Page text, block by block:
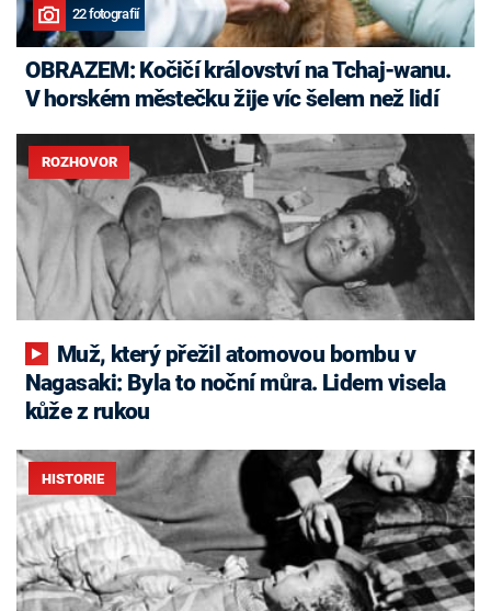
22 fotografií
OBRAZEM: Kočičí království na Tchaj-wanu.
V horském městečku žije víc šelem než lidí
ROZHOVOR
Nagasaki: Byla to noční můra. Lidem visela
kůže z rukou
HISTORIE